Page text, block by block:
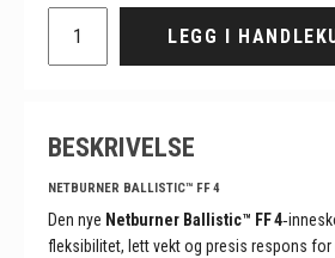
LEGG I
BESKRIVELSE
NETBURNER BALLISTIC™ FF 4
Den nye Netburner Ballistic™ FF 4
fleksibilitet, lett vekt og presis respons for